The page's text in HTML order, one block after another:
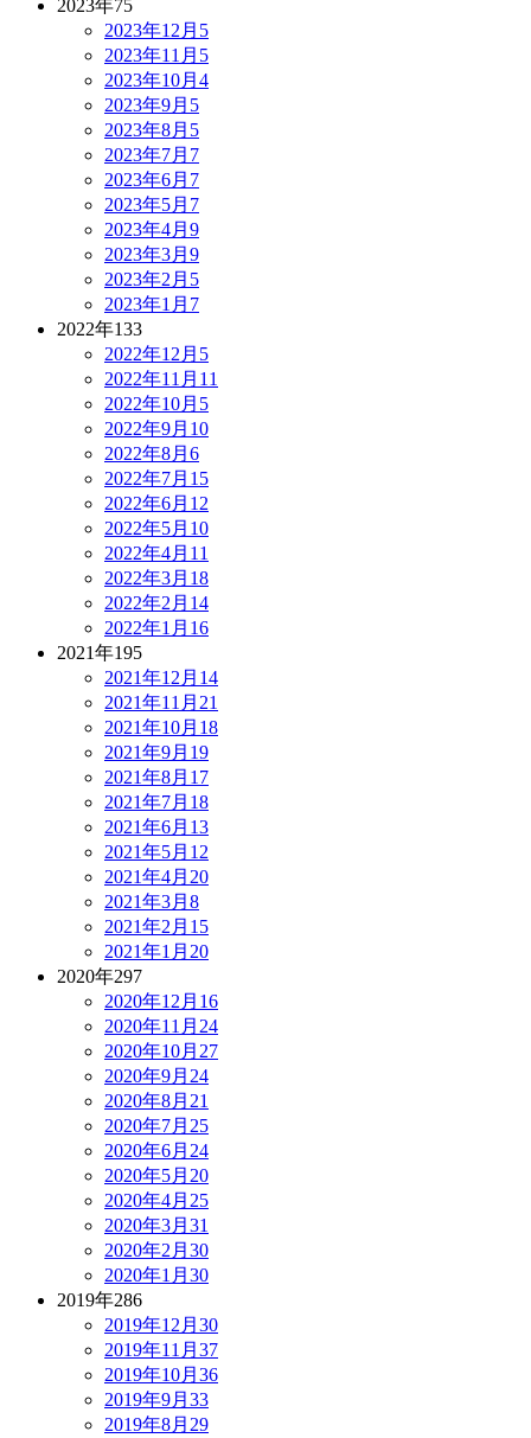
2023年75
2023年12月 5
2023年11月 5
2023年10月 4
2023年9月 5
2023年8月 5
2023年7月 7
2023年6月 7
2023年5月 7
2023年4月 9
2023年3月 9
2023年2月 5
2023年1月 7
2022年133
2022年12月 5
2022年11月 11
2022年10月 5
2022年9月 10
2022年8月 6
2022年7月 15
2022年6月 12
2022年5月 10
2022年4月 11
2022年3月 18
2022年2月 14
2022年1月 16
2021年195
2021年12月 14
2021年11月 21
2021年10月 18
2021年9月 19
2021年8月 17
2021年7月 18
2021年6月 13
2021年5月 12
2021年4月 20
2021年3月 8
2021年2月 15
2021年1月 20
2020年297
2020年12月 16
2020年11月 24
2020年10月 27
2020年9月 24
2020年8月 21
2020年7月 25
2020年6月 24
2020年5月 20
2020年4月 25
2020年3月 31
2020年2月 30
2020年1月 30
2019年286
2019年12月 30
2019年11月 37
2019年10月 36
2019年9月 33
2019年8月 29